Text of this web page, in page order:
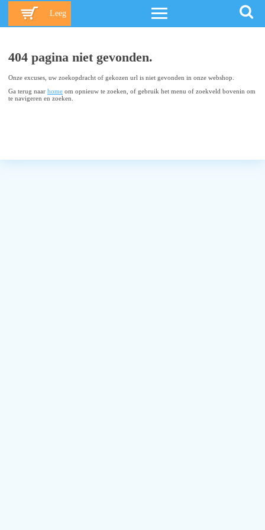
Leeg
404 pagina niet gevonden.
Onze excuses, uw zoekopdracht of gekozen url is niet gevonden in onze webshop.
Ga terug naar home om opnieuw te zoeken, of gebruik het menu of zoekveld bovenin om
te navigeren en zoeken.